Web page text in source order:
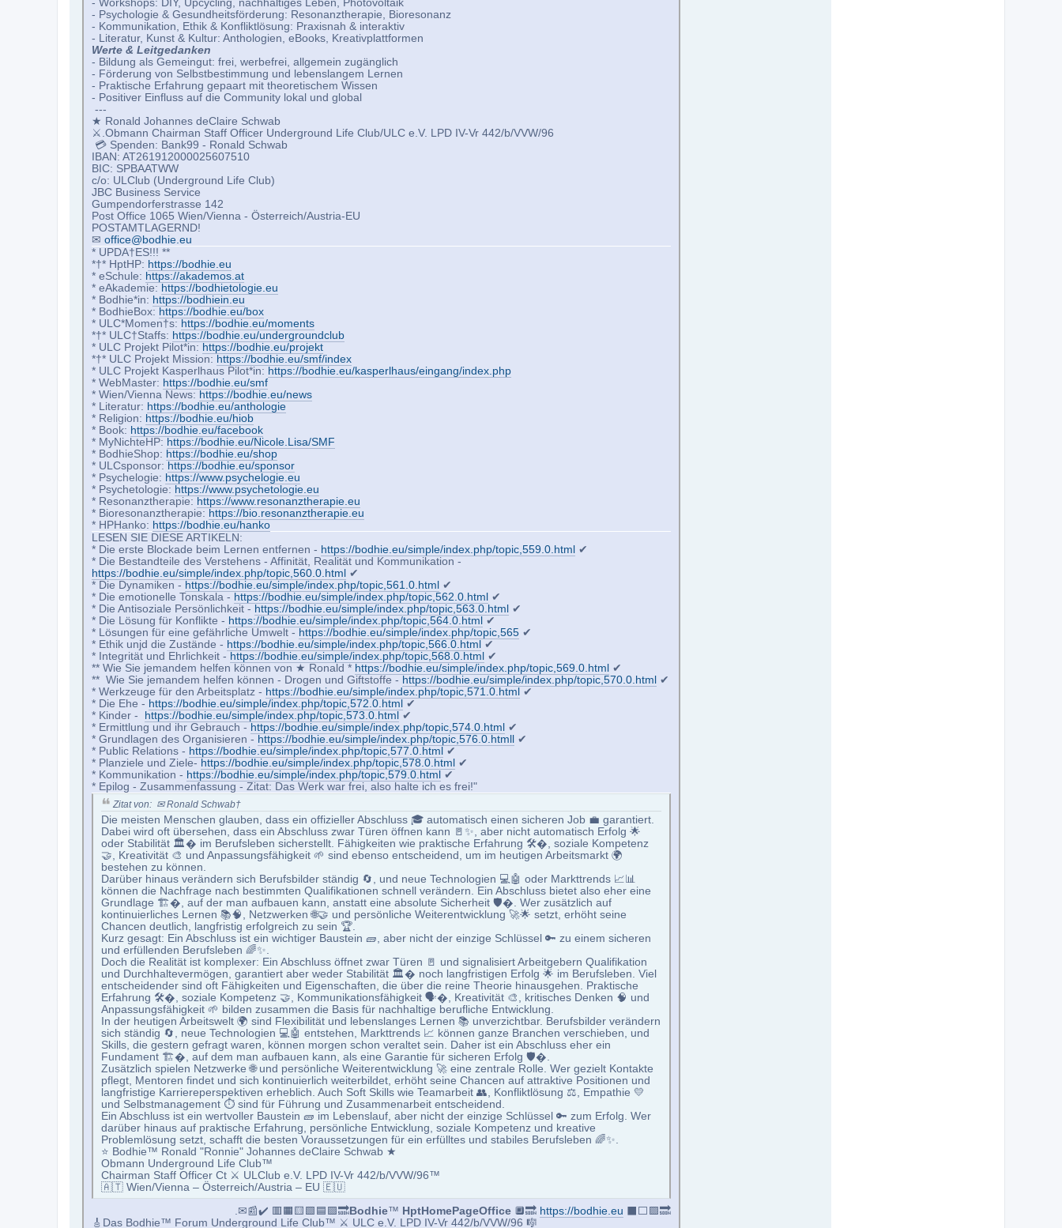
- Workshops: DIY, Upcycling, nachhaltiges Leben, Photovoltaik
- Psychologie & Gesundheitsförderung: Resonanztherapie, Bioresonanz
- Kommunikation, Ethik & Konfliktlösung: Praxisnah & interaktiv
- Literatur, Kunst & Kultur: Anthologien, eBooks, Kreativplattformen
Werte & Leitgedanken
- Bildung als Gemeingut: frei, werbefrei, allgemein zugänglich
- Förderung von Selbstbestimmung und lebenslangem Lernen
- Praktische Erfahrung gepaart mit theoretischem Wissen
- Positiver Einfluss auf die Community lokal und global
---
★ Ronald Johannes deClaire Schwab
⚔.Obmann Chairman Staff Officer Underground Life Club/ULC e.V. LPD IV-Vr 442/b/VVW/96
💳 Spenden: Bank99 - Ronald Schwab
IBAN: AT261912000025607510
BIC: SPBAATWW
c/o: ULClub (Underground Life Club)
JBC Business Service
Gumpendorferstrasse 142
Post Office 1065 Wien/Vienna - Österreich/Austria-EU
POSTAMTLAGERND!
✉ office@bodhie.eu
* UPDA†ES!!! **
*†* HptHP: https://bodhie.eu
* eSchule: https://akademos.at
* eAkademie: https://bodhietologie.eu
* Bodhie*in: https://bodhiein.eu
* BodhieBox: https://bodhie.eu/box
* ULC*Momen†s: https://bodhie.eu/moments
*†* ULC†Staffs: https://bodhie.eu/undergroundclub
* ULC Projekt Pilot*in: https://bodhie.eu/projekt
*†* ULC Projekt Mission: https://bodhie.eu/smf/index
* ULC Projekt Kasperlhaus Pilot*in: https://bodhie.eu/kasperlhaus/eingang/index.php
* WebMaster: https://bodhie.eu/smf
* Wien/Vienna News: https://bodhie.eu/news
* Literatur: https://bodhie.eu/anthologie
* Religion: https://bodhie.eu/hiob
* Book: https://bodhie.eu/facebook
* MyNichteHP: https://bodhie.eu/Nicole.Lisa/SMF
* BodhieShop: https://bodhie.eu/shop
* ULCsponsor: https://bodhie.eu/sponsor
* Psychelogie: https://www.psychelogie.eu
* Psychetologie: https://www.psychetologie.eu
* Resonanztherapie: https://www.resonanztherapie.eu
* Bioresonanztherapie: https://bio.resonanztherapie.eu
* HPHanko: https://bodhie.eu/hanko
LESEN SIE DIESE ARTIKELN:
* Die erste Blockade beim Lernen entfernen - https://bodhie.eu/simple/index.php/topic,559.0.html ✔
* Die Bestandteile des Verstehens - Affinität, Realität und Kommunikation -
https://bodhie.eu/simple/index.php/topic,560.0.html ✔
* Die Dynamiken - https://bodhie.eu/simple/index.php/topic,561.0.html ✔
* Die emotionelle Tonskala - https://bodhie.eu/simple/index.php/topic,562.0.html ✔
* Die Antisoziale Persönlichkeit - https://bodhie.eu/simple/index.php/topic,563.0.html ✔
* Die Lösung für Konflikte - https://bodhie.eu/simple/index.php/topic,564.0.html ✔
* Lösungen für eine gefährliche Umwelt - https://bodhie.eu/simple/index.php/topic,565 ✔
* Ethik unjd die Zustände - https://bodhie.eu/simple/index.php/topic,566.0.html ✔
* Integrität und Ehrlichkeit - https://bodhie.eu/simple/index.php/topic,568.0.html ✔
** Wie Sie jemandem helfen können von ★ Ronald * https://bodhie.eu/simple/index.php/topic,569.0.html ✔
** Wie Sie jemandem helfen können - Drogen und Giftstoffe - https://bodhie.eu/simple/index.php/topic,570.0.html ✔
* Werkzeuge für den Arbeitsplatz - https://bodhie.eu/simple/index.php/topic,571.0.html ✔
* Die Ehe - https://bodhie.eu/simple/index.php/topic,572.0.html ✔
* Kinder -
https://bodhie.eu/simple/index.php/topic,573.0.html ✔
* Ermittlung und ihr Gebrauch - https://bodhie.eu/simple/index.php/topic,574.0.html ✔
* Grundlagen des Organisieren - https://bodhie.eu/simple/index.php/topic,576.0.htmll
✔
* Public Relations - https://bodhie.eu/simple/index.php/topic,577.0.html ✔
* Planziele und Ziele- https://bodhie.eu/simple/index.php/topic,578.0.html ✔
* Kommunikation - https://bodhie.eu/simple/index.php/topic,579.0.html ✔
* Epilog - Zusammenfassung - Zitat: Das Werk war frei, also halte ich es frei!"
Zitat von: ✉ Ronald Schwab†
Die meisten Menschen glauben, dass ein offizieller Abschluss 🎓 automatisch einen sicheren Job 💼 garantiert.
Dabei wird oft übersehen, dass ein Abschluss zwar Türen öffnen kann 🚪✨, aber nicht automatisch Erfolg 🌟
oder Stabilität 🏛� im Berufsleben sicherstellt. Fähigkeiten wie praktische Erfahrung 🛠�, soziale Kompetenz
🤝, Kreativität 🎨 und Anpassungsfähigkeit 🌱 sind ebenso entscheidend, um im heutigen Arbeitsmarkt 🌍
bestehen zu können.
Darüber hinaus verändern sich Berufsbilder ständig 🔄, und neue Technologien 💻🤖 oder Markttrends 📈📊
können die Nachfrage nach bestimmten Qualifikationen schnell verändern. Ein Abschluss bietet also eher eine
Grundlage 🏗�, auf der man aufbauen kann, anstatt eine absolute Sicherheit 🛡�. Wer zusätzlich auf
kontinuierliches Lernen 📚🧠, Netzwerken 🌐🤝 und persönliche Weiterentwicklung 🚀🌟 setzt, erhöht seine
Chancen deutlich, langfristig erfolgreich zu sein 🏆.
Kurz gesagt: Ein Abschluss ist ein wichtiger Baustein 🧱, aber nicht der einzige Schlüssel 🔑 zu einem sicheren
und erfüllenden Berufsleben 🌈✨.
Doch die Realität ist komplexer: Ein Abschluss öffnet zwar Türen 🚪 und signalisiert Arbeitgebern Qualifikation
und Durchhaltevermögen, garantiert aber weder Stabilität 🏛� noch langfristigen Erfolg 🌟 im Berufsleben. Viel
entscheidender sind oft Fähigkeiten und Eigenschaften, die über die reine Theorie hinausgehen. Praktische
Erfahrung 🛠�, soziale Kompetenz 🤝, Kommunikationsfähigkeit 🗣�, Kreativität 🎨, kritisches Denken 🧠 und
Anpassungsfähigkeit 🌱 bilden zusammen die Basis für nachhaltige berufliche Entwicklung.
In der heutigen Arbeitswelt 🌍 sind Flexibilität und lebenslanges Lernen 📚 unverzichtbar. Berufsbilder verändern
sich ständig 🔄, neue Technologien 💻🤖 entstehen, Markttrends 📈 können ganze Branchen verschieben, und
Skills, die gestern gefragt waren, können morgen schon veraltet sein. Daher ist ein Abschluss eher ein
Fundament 🏗�, auf dem man aufbauen kann, als eine Garantie für sicheren Erfolg 🛡�.
Zusätzlich spielen Netzwerke 🌐 und persönliche Weiterentwicklung 🚀 eine zentrale Rolle. Wer gezielt Kontakte
pflegt, Mentoren findet und sich kontinuierlich weiterbildet, erhöht seine Chancen auf attraktive Positionen und
langfristige Karriereperspektiven erheblich. Auch Soft Skills wie Teamarbeit 👥, Konfliktlösung ⚖️, Empathie 💛
und Selbstmanagement ⏱️ sind für Führung und Zusammenarbeit entscheidend.
Ein Abschluss ist ein wertvoller Baustein 🧱 im Lebenslauf, aber nicht der einzige Schlüssel 🔑 zum Erfolg. Wer
darüber hinaus auf praktische Erfahrung, persönliche Entwicklung, soziale Kompetenz und kreative
Problemlösung setzt, schafft die besten Voraussetzungen für ein erfülltes und stabiles Berufsleben 🌈✨.
⭐️ Bodhie™ Ronald "Ronnie" Johannes deClaire Schwab ★
Obmann Underground Life Club™
Chairman Staff Officer Ct ⚔ ULClub e.V. LPD IV-Vr 442/b/VVW/96™
🇦🇹 Wien/Vienna – Österreich/Austria – EU 🇪🇺
.✉📰✔️ 🟥🟧🟨🟩🟦🟪🔜Bodhie™ HptHomePageOffice🔲🔜 https://bodhie.eu ⬛️⬜️🟪🔜
🎸Das Bodhie™ Forum Underground Life Club™ ⚔ ULC e.V. LPD IV-Vr 442/b/VVW/96 🎼